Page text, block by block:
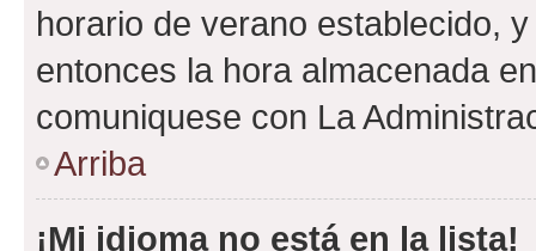
horario de verano establecido,
entonces la hora almacenada
comuniquese con La
Arriba
¡Mi idioma no está en la lista!